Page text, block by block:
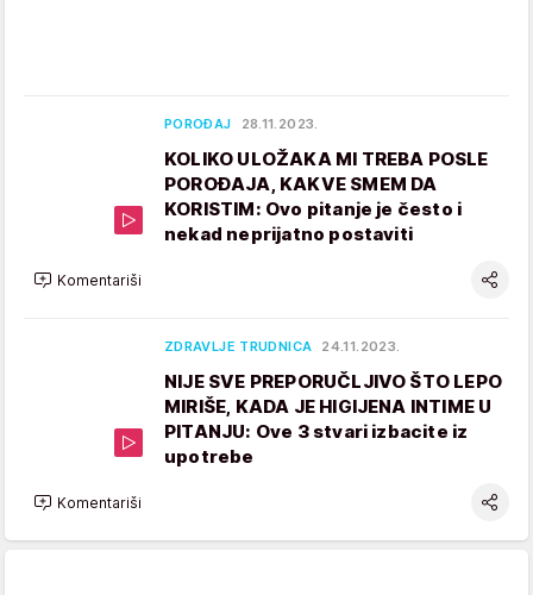
POROĐAJ 28.11.2023.
KOLIKO ULOŽAKA MI TREBA POSLE
POROĐAJA, KAKVE SMEM DA
KORISTIM: Ovo pitanje je često i
nekad neprijatno postaviti
Komentariši
ZDRAVLJE TRUDNICA 24.11.2023.
NIJE SVE PREPORUČLJIVO ŠTO LEPO
MIRIŠE, KADA JE HIGIJENA INTIME U
PITANJU: Ove 3 stvari izbacite iz
upotrebe
Komentariši